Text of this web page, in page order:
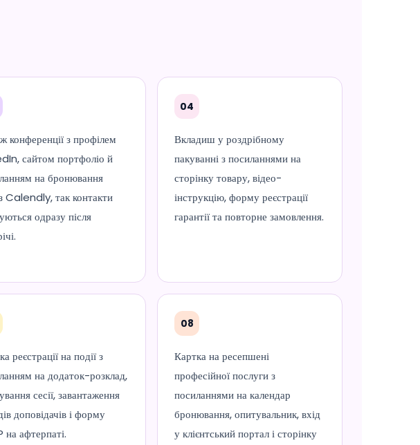
конференції з профілем
сайтом портфоліо й
на бронювання
Calendly, так контакти
одразу після
04
Вкладиш у роздрібному
пакуванні з посиланнями на
сторінку товару, відео-
інструкцію, форму реєстрації
гарантії та повторне замовлення.
реєстрації на події з
на додаток-розклад,
сесії, завантаження
доповідачів і форму
на афтерпаті.
08
Картка на ресепшені
професійної послуги з
посиланнями на календар
бронювання, опитувальник, вхід
у клієнтський портал і сторінку